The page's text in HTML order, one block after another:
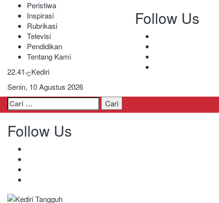
Peristiwa
Inspirasi
Rubrikasi
Televisi
Pendidikan
Tentang Kami
22.41℃Kediri
Senin, 10 Agustus 2026
Follow Us
Cari
untuk:
Follow Us